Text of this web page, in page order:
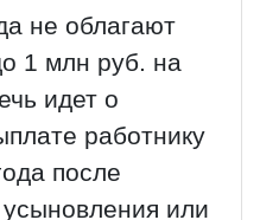
не облагают
1 млн руб. на
идет о
работнику
после
или